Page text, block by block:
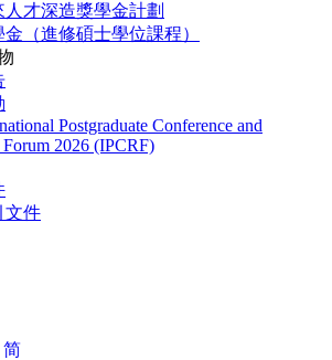
人才深造獎學金計劃
（進修碩士學位課程）
Postgraduate Conference and
Forum 2026 (IPCRF)
文件
简